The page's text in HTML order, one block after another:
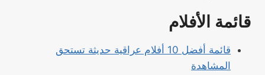
قائمة الأفلام
قائمة أفضل 10 أفلام عراقية حديثة تستحق
المشاهدة